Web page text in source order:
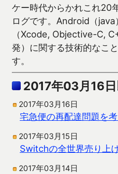
ケー時代からかれこれ20
ログです。Android（
（Xcode, Objective-C,
発）に関する技術的なこ
す。
2017年03月16
2017年03月16日
宅急便の再配達問題を
2017年03月15日
Switchの全世界売り上
2017年03月14日